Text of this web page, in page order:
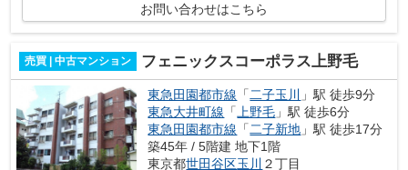
お問い合わせはこちら
売買 | 中古マンション フェニックスコーポラス上野毛
東急田園都市線 「 二子玉川
」駅 徒歩9分
東急大井町線 「 上野毛 」駅 徒歩6分
東急田園都市線 「 二子新地 」駅 徒歩17分
築45年 / 5階建 地下1階
東京都世田谷区玉川 ２丁目